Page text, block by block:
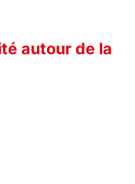
autour de la